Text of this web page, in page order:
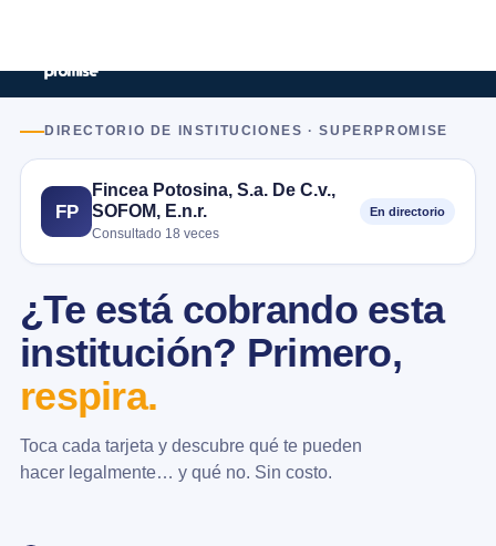
DIRECTORIO DE INSTITUCIONES · SUPERPROMISE
FP
Fincea Potosina, S.a. De C.v.,
SOFOM, E.n.r.
Consultado 18 veces
En directorio
¿Te está cobrando esta
institución? Primero,
respira.
Toca cada tarjeta y descubre qué te pueden
hacer legalmente… y qué no. Sin costo.